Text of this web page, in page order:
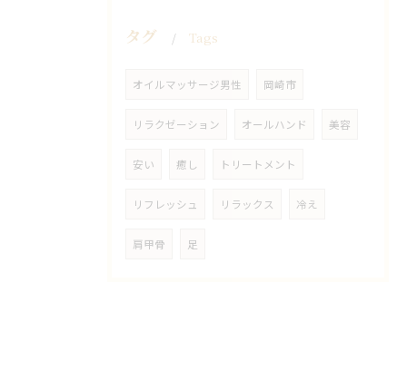
タグ Tags
オイルマッサージ男性 岡崎市
リラクゼーション オールハンド 美容
安い 癒し トリートメント
リフレッシュ リラックス 冷え
肩甲骨 足